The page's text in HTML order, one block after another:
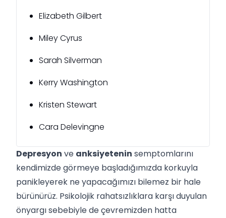
Elizabeth Gilbert
Miley Cyrus
Sarah Silverman
Kerry Washington
Kristen Stewart
Cara Delevingne
Depresyon ve anksiyetenin semptomlarını
kendimizde görmeye başladığımızda korkuyla
panikleyerek ne yapacağımızı bilemez bir hale
bürünürüz. Psikolojik rahatsızlıklara karşı duyulan
önyargı sebebiyle de çevremizden hatta